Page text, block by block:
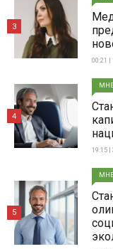
00:21 |
3
19:15 |
4
5